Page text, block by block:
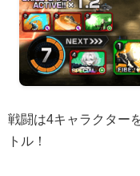
戦闘は4キャラクター
トル！